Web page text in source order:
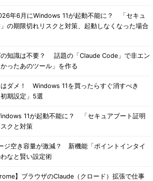
、拡張機能リソースとして生成する必要が
ことがよくある。その場合、ロール割り当
（デプロイ時にエラーが生じる）。そのた
は別のテンプレート（roleassign.bicep）に
ト生成でのポイントは、
ルの割り当て先（モジュールのパラメーター
して指定していることだ。上記テンプレー
ステム割り当て」を選んでいる（Microsoft
年6月にWindows 11が起動不能に？ 「セキュ
の期限切れリスクと対策、起動しなくなった場合
の知識は不要？ 話題の「Claude Code」で非エン
ったあのツール」を作る
ダメ！ Windows 11を買ったらすぐ消すべき
初期設定」5選
11が起動不能に？ 「セキュアブート証明
クと対策
ジ空き容量が激減？ 新機能「ポイントインタイ
なと賢い設定術
】ブラウザのClaude（クロード）拡張で仕事